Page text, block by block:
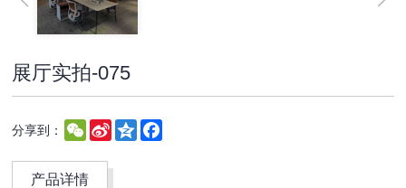
展厅实拍-075
分享到： WeChat
Sina
Weibo
Qzone
产品详情